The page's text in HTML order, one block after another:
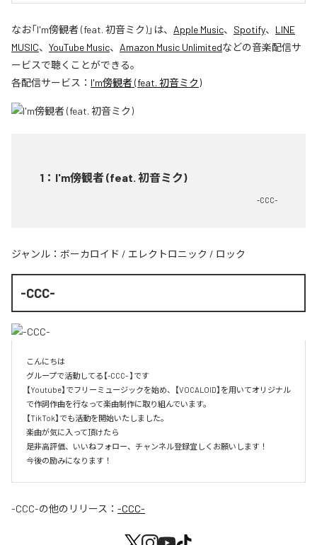
なお「I'm傍観者 (feat. 初音ミク)」は、 Apple Music、 Spotify、 LINE
MUSIC、 YouTube Music、 Amazon Music Unlimitedなどの音楽配信サ
ービスで聴くことができる。
各配信サービス： I'm傍観者 (feat. 初音ミク)
1 ： I'm傍観者 (feat. 初音ミク)
-CCC-
ジャンル： ボーカロイド / エレクトロニック / ロック
-CCC-
こんにちは
グループで活動してる【-CCC- 】です
【Youtube】でフリーミュージックを始め、【VOCALOID】を用いてオリジナル
で作詞作曲を行なって楽曲制作に取り組んでいます。
【TikTok】でも活動を開始いたしました。
楽曲が気に入って頂けたら
是非高評価、いいねフォロー、チャンネル登録宜しくお願いします！
今後の励みになります！
-CCC-の他のリリース： -CCC-